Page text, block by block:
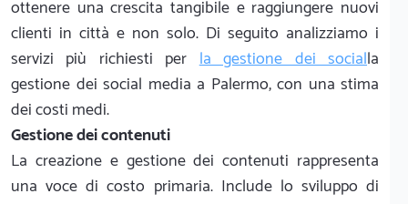
ottenere una crescita tangibile e raggiungere nuovi
clienti in città e non solo. Di seguito analizziamo i
servizi più richiesti perla gestione dei socialla
gestione dei social media a Palermo, con una stima
dei costi medi.
Gestione dei contenuti
La creazione e gestione dei contenuti rappresenta
una voce di costo primaria. Include lo sviluppo di